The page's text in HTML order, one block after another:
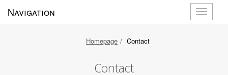
Toggle
Navigation
Homepage Contact
Contact